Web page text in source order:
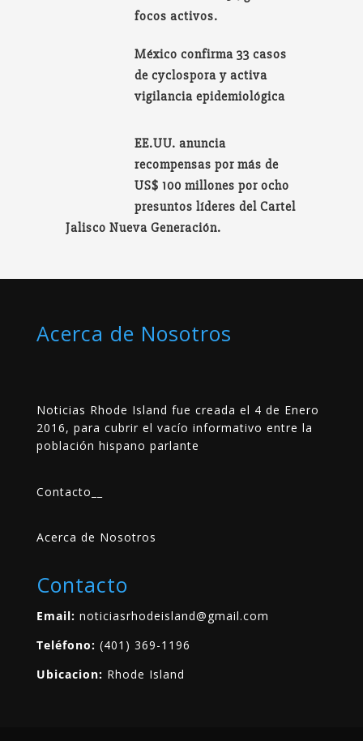
focos activos.
México confirma 33 casos
de cyclospora y activa
vigilancia epidemiológica
EE.UU. anuncia
recompensas por más de
US$ 100 millones por ocho
presuntos líderes del Cartel
Jalisco Nueva Generación.
Acerca de Nosotros
Noticias Rhode Island fue creada el 4 de Enero
2016, para cubrir el vacío informativo entre la
población hispano parlante
Contacto
Acerca de Nosotros
Contacto
Email: noticiasrhodeisland@gmail.com
Teléfono: (401) 369-1196
Ubicacion: Rhode Island